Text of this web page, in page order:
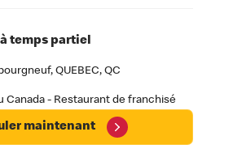
à temps partiel
QUEBEC, QC
Canada - Restaurant de franchisé
maintenant